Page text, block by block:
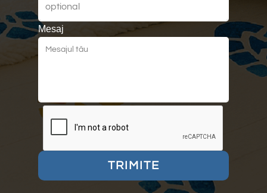
Mesaj
TRIMITE